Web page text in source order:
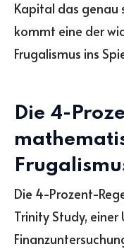
Kapital das genau
kommt eine der
Frugalismus ins
Die 4-
Die 4-Prozent-
Trinity Study,